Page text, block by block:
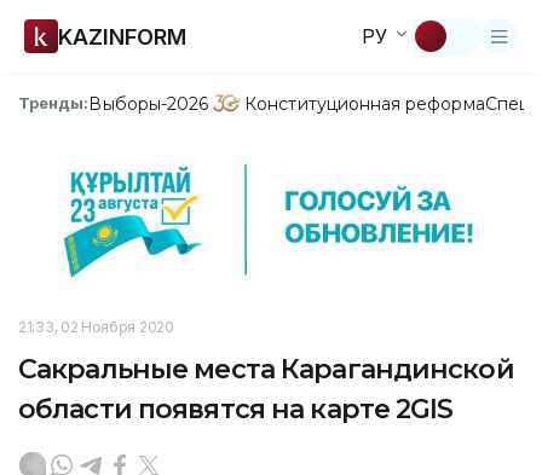
KAZINFORM РУ
Тренды:Выборы-2026 Конституционная реформа
21:33, 02 Ноября 2020
Сакральные места Карагандинской
области появятся на карте 2GIS